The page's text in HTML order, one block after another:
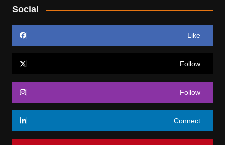
Social
Like
Follow
Follow
Connect